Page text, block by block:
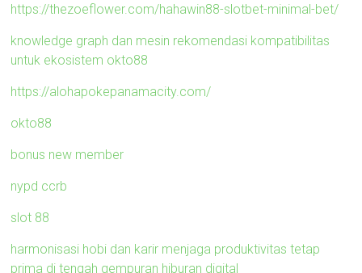
https://thezoeflower.com/hahawin88-slotbet-minimal-bet/
knowledge graph dan mesin rekomendasi kompatibilitas
untuk ekosistem okto88
https://alohapokepanamacity.com/
okto88
bonus new member
nypd ccrb
slot 88
harmonisasi hobi dan karir menjaga produktivitas tetap
prima di tengah gempuran hiburan digital